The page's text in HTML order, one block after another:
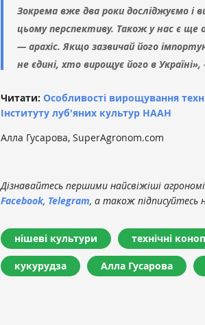
Зокрема вже два роки досліджуємо і
цьому перспективу. Також у нас є ще
— арахіс. Якщо зазвичай його
не єдині, хто вирощує його в
Читати: Особливості вирощування
Інституту луб'яних культур НААН
Алла Гусарова, SuperAgronom.com
Дізнавайтесь першими найсвіжіші
Facebook, Telegram, а також підписуйтесь
нішеві культури технічні
кукурудза Алла Гусарова